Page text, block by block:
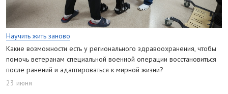
Научить жить заново
Какие возможности есть у регионального здравоохранения, чтобы
помочь ветеранам специальной военной операции восстановиться
после ранений и адаптироваться к мирной жизни?
23 июня